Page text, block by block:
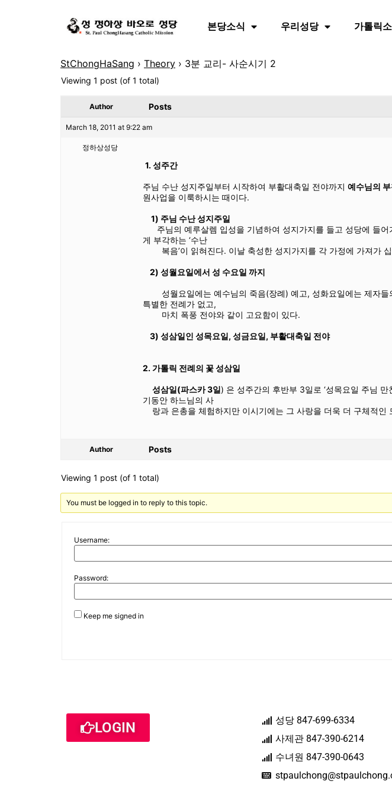
본당소식 우리성당 가톨릭
StChongHaSang › Theory › 3분 교리- 사순시기 2
Viewing 1 post (of 1 total)
Author Posts
March 18, 2011 at 9:22 am
정하상성당
1. 성주간
주님 수난 성지주일부터 시작하여 부활대축일 전야까지 예수님의
원사업을 이룩하시는 때이다.
1) 주님 수난 성지주일
주님의 예루살렘 입성을 기념하여 성지가지를 들고 성당에 들
게 부각하는 ‘수난
복음’이 읽혀진다. 이날 축성한 성지가지를 각 가정에 가져가
2) 성월요일에서 성 수요일 까지
성월요일에는 예수님의 죽음(장례) 예고, 성화요일에는 제자들
특별한 전례가 없고,
마치 폭풍 전야와 같이 고요함이 있다.
3) 성삼일인 성목요일, 성금요일, 부활대축일 전야
2. 가톨릭 전례의 꽃 성삼일
성삼일(파스카 3일) 은 성주간의 후반부 3일로 ‘성목요일 주님
기동안 하느님의 사
랑과 은총을 체험하지만 이시기에는 그 사랑을 더욱 더 구체적인
Author Posts
Viewing 1 post (of 1 total)
You must be logged in to reply to this topic.
Username:
Password:
Keep me signed in
LOGIN
성당 847-699-6334
사제관 847-390-6214
수녀원 847-390-0643